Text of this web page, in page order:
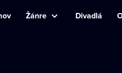
Žánre Divadlá